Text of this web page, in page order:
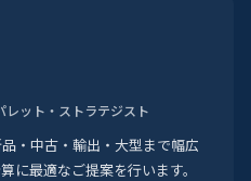
レット・ストラテジスト
・中古・輸出・大型まで幅広
に最適なご提案を行います。